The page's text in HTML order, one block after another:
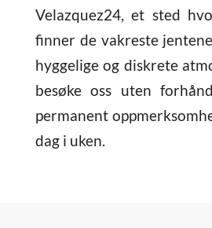
Velazquez24, et sted
finner de vakreste
hyggelige og diskrete
besøke oss uten
permanent
dag i uken.